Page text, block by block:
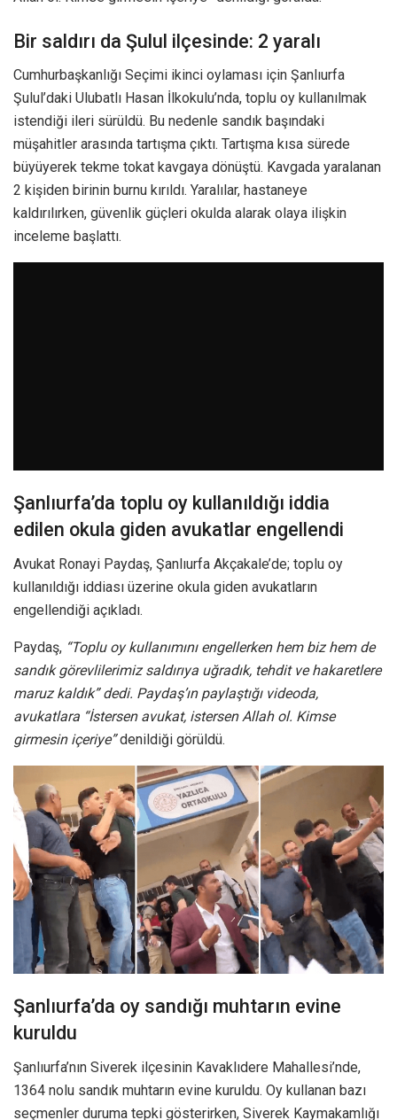
Bir saldırı da Şulul ilçesinde: 2 yaralı
Cumhurbaşkanlığı Seçimi ikinci oylaması için Şanlıurfa
Şulul’daki Ulubatlı Hasan İlkokulu’nda, toplu oy kullanılmak
istendiği ileri sürüldü. Bu nedenle sandık başındaki
müşahitler arasında tartışma çıktı. Tartışma kısa sürede
büyüyerek tekme tokat kavgaya dönüştü. Kavgada yaralanan
2 kişiden birinin burnu kırıldı. Yaralılar, hastaneye
kaldırılırken, güvenlik güçleri okulda alarak olaya ilişkin
inceleme başlattı.
Şanlıurfa’da toplu oy kullanıldığı iddia
edilen okula giden avukatlar engellendi
Avukat Ronayi Paydaş, Şanlıurfa Akçakale’de; toplu oy
kullanıldığı iddiası üzerine okula giden avukatların
engellendiği açıkladı.
Paydaş, “Toplu oy kullanımını engellerken hem biz hem de
sandık görevlilerimiz saldırıya uğradık, tehdit ve hakaretlere
maruz kaldık” dedi. Paydaş’ın paylaştığı videoda,
avukatlara “İstersen avukat, istersen Allah ol. Kimse
girmesin içeriye”denildiği görüldü.
Şanlıurfa’da oy sandığı muhtarın evine
kuruldu
Şanlıurfa’nın Siverek ilçesinin Kavaklıdere Mahallesi’nde,
1364 nolu sandık muhtarın evine kuruldu. Oy kullanan bazı
seçmenler duruma tepki gösterirken, Siverek Kaymakamlığı